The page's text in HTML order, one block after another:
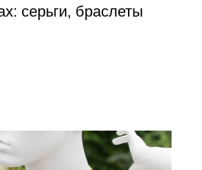
серьги, браслеты